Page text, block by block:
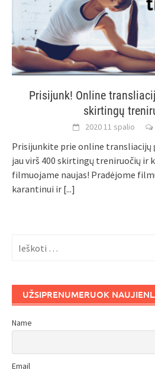
Prisijunk! Online
skirtingų
2020 11 spalio
Prisijunkite prie online transliacijų
jau virš 400 skirtingų treniruočių ir
filmuojame naujas! Pradėjome
karantinui ir [...]
UŽSIPRENUMERUOK
Name
Email